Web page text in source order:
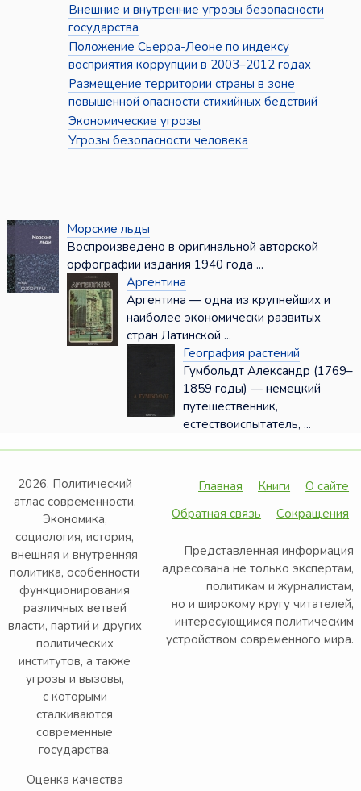
Внешние и внутренние угрозы безопасности
государства
Положение Сьерра-Леоне по индексу
восприятия коррупции в 2003–2012 годах
Размещение территории страны в зоне
повышенной опасности стихийных бедствий
Экономические угрозы
Угрозы безопасности человека
Морские льды
Воспроизведено в оригинальной авторской
орфографии издания 1940 года ...
Аргентина
Аргентина — одна из крупнейших и
наиболее экономически развитых
стран Латинской ...
География растений
Гумбольдт Александр (1769–
1859 годы) — немецкий
путешественник,
естествоиспытатель, ...
2026. Политический
атлас современности.
Экономика,
социология, история,
внешняя и внутренняя
политика, особенности
функционирования
различных ветвей
власти, партий и других
политических
институтов, а также
угрозы и вызовы,
с которыми
сталкиваются
современные
государства.
Оценка качества
Главная Книги
О сайте
Обратная связь
Сокращения
Представленная информация
адресована не только экспертам,
политикам и журналистам,
но и широкому кругу читателей,
интересующимся политическим
устройством современного мира.